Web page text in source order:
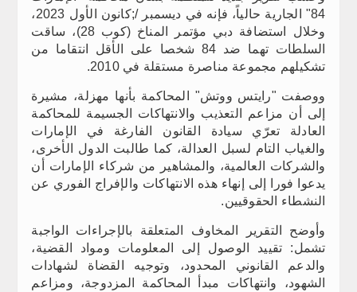
84" الجارية حالياً، فإنه في ديسمبر /;كانون الأول 2023،
وخلال استضافة دبي مؤتمر المناخ (كوب 28)، ساقت
السلطات تهما ضد 84 شخصا على الأقل انتقاما من
تشكيلهم مجموعة مناصرة مستقلة في 2010.
ووصفت "رايتس ووتش" المحاكمة بأنها مهزلة، مشيرة
إلى أن مزاعم التعذيب والانتهاكات الجسيمة للمحاكمة
العادلة تعرّي سيادة القانون الفارغة في الإمارات
والغياب التام لسبل العدالة، كما طالبت الدول الأخرى،
والشركات العالمية، والمشاهير من شركاء الإمارات أن
يدعوا فورا إلى إنهاء هذه الانتهاكات والإفراج الفوري عن
النشطاء الحقوقيين.
وأوضح التقرير المخاوف المتعلقة بالإجراءات الواجبة
تشمل: تقييد الوصول إلى المعلومات ومواد القضية،
والدعم القانوني المحدود، وتوجيه القضاة لشهادات
الشهود، وانتهاكات مبدأ المحاكمة المزدوجة، ومزاعم